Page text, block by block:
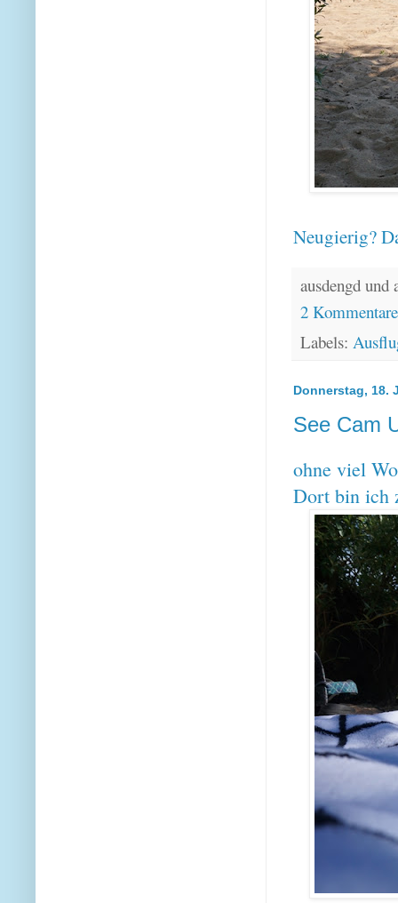
Neugierig?
ausdengd
2
Labels:
Donnerstag, 18.
See Cam
ohne viel
Dort bin ich